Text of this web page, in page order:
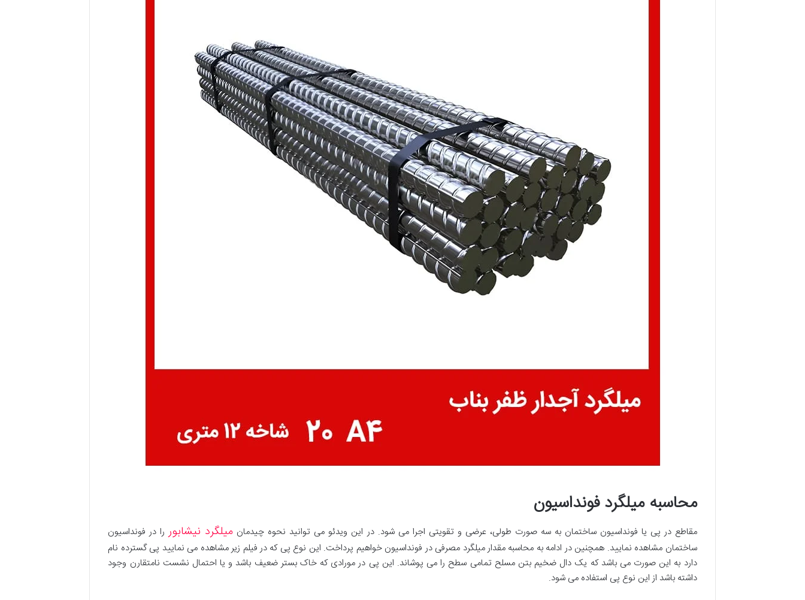
محاسبه میلگرد فونداسیون
مقاطع در پی یا فونداسیون ساختمان به سه صورت طولی، عرضی و تقویتی اجرا می شود. در این ویدئو می توانید نحوه چیدمان میلگرد نیشابوررا در فونداسیون
ساختمان مشاهده نمایید. همچنین در ادامه به محاسبه مقدار میلگرد مصرفی در فونداسیون خواهیم پرداخت. این نوع پی که در فیلم زیر مشاهده می نمایید پی گسترده نام
دارد به این صورت می باشد که یک دال ضخیم بتن مسلح تمامی سطح را می پوشاند. این پی در مورادی که خاک بستر ضعیف باشد و یا احتمال نشست نامتقارن وجود
داشته باشد از این نوع پی استفاده می شود.